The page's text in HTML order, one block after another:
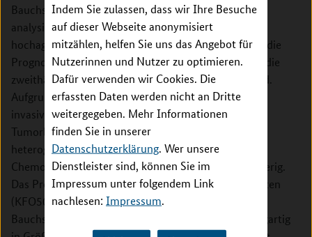
Indem Sie zulassen, dass wir Ihre Besuche
auf dieser Webseite anonymisiert
mitzählen, helfen Sie uns das Angebot für
Nutzerinnen und Nutzer zu optimieren.
Dafür verwenden wir Cookies. Die
erfassten Daten werden nicht an Dritte
weitergegeben. Mehr Informationen
finden Sie in unserer
Datenschutzerklärung. Wer unsere
Dienstleister sind, können Sie im
Impressum unter folgendem Link
nachlesen: Impressum.
Bauchspeicheldrüsenkrebs institutsübergreifend zu
analysieren. Bauchspeicheldrüsenkrebs ist eine
hochaggressive Erkrankung mit steigender Inzidenz, die
Prognosen zufolge bis 2030 in den Industrieländern die
zweithäufigste krebsbedingte Todesursache sein wird.
Aufgrund seiner außergewöhnlich aggressiven, lokal
invasiven und zu Fernmetastasen neigenden
Tumorbiologie, und der ungewöhnlich hohen und
heterogenen Resistenz gegenüber konventioneller
Chemotherapie gestaltet sich die Therapie oft schwierig.
Das Projekt vereint drei der größten Patientenkohorten
(KFO5002, KFO325, SFB1321) zum Thema
Bauchspeicheldrüsenkrebs in Deutschland, die einzigartig